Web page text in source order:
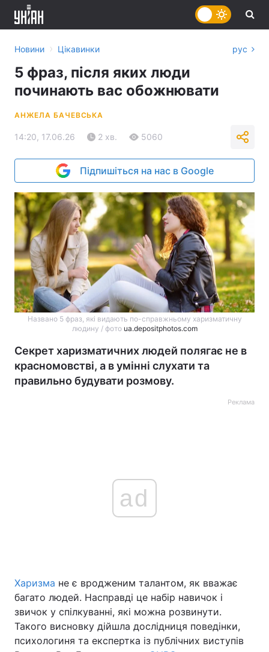
Головна Війна
Україна Політика
Економіка Світ
Новини › Цікавинки рус
5 фраз, після яких люди
починають вас обожнювати
АНЖЕЛА БАЧЕВСЬКА
14:20, 17.06.26 2 хв. 5060
Підпишіться на нас в Google
Названо 5 фраз, які видають по-справжньому харизматичну
людину / фото ua.depositphotos.com
Секрет харизматичних людей полягає не в
красномовстві, а в умінні слухати та
правильно будувати розмову.
Реклама
ad
Харизма не є вродженим талантом, як вважає
багато людей. Насправді це набір навичок і
звичок у спілкуванні, які можна розвинути.
Такого висновку дійшла дослідниця поведінки,
психологиня та експертка із публічних виступів